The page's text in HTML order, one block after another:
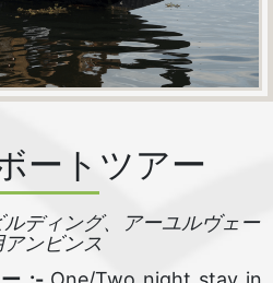
ートツアー
ディング、アーユルヴェー
ンビンス